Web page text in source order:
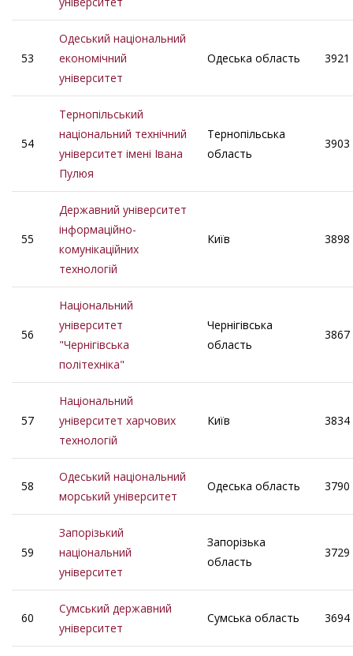
53
Одеський національний
економічний
університет
Одеська область 3921
54
Тернопільський
національний технічний
університет імені Івана
Пулюя
Тернопільська
область
3903
55
Державний університет
інформаційно-
комунікаційних
технологій
Київ 3898
56
Національний
університет
"Чернігівська
політехніка"
Чернігівська
область
3867
57
Національний
університет харчових
технологій
Київ 3834
58
Одеський національний
морський університет
Одеська область 3790
59
Запорізький
національний
університет
Запорізька
область
3729
60
Сумський державний
університет
Сумська область 3694